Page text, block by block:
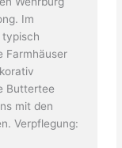
Im
typisch
Farmhäuser
Buttertee
mit den
Verpflegung: